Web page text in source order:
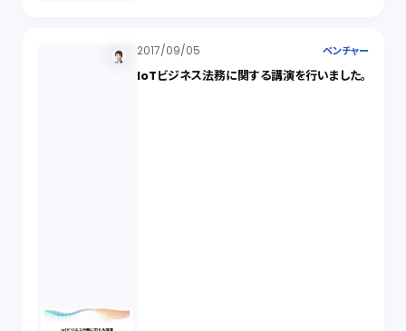
2017/09/05 ベンチャー
IoTビジネス法務に関する講演を行いました。